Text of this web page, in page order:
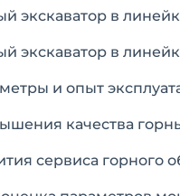
экскаватор в
экскаватор в
и опыт
качества
сервиса